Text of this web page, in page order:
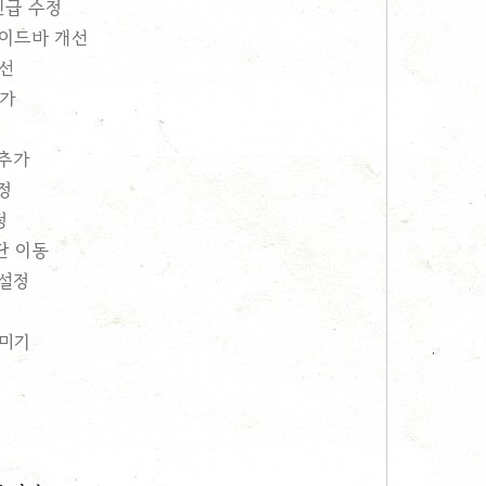
수정
드바 개선
가
이동
정
기